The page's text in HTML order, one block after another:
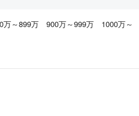
万～899万 900万～999万 1000万～